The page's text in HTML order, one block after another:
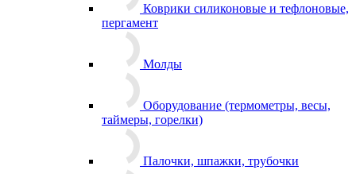
Коврики силиконовые и тефлоновые,
пергамент
Молды
Оборудование (термометры, весы,
таймеры, горелки)
Палочки, шпажки, трубочки